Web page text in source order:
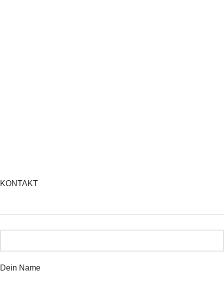
KONTAKT
Dein Name